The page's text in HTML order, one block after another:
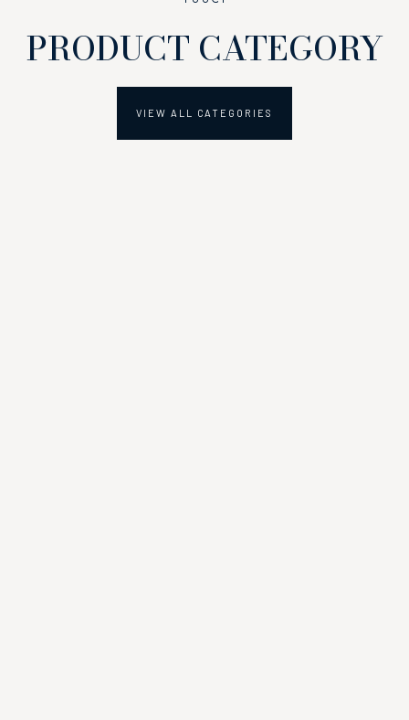
PRODUCT CATEGORY
VIEW ALL CATEGORIES